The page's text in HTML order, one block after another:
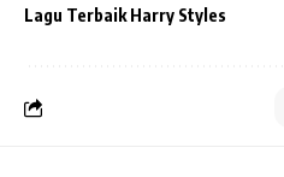
Lagu Terbaik Harry Styles